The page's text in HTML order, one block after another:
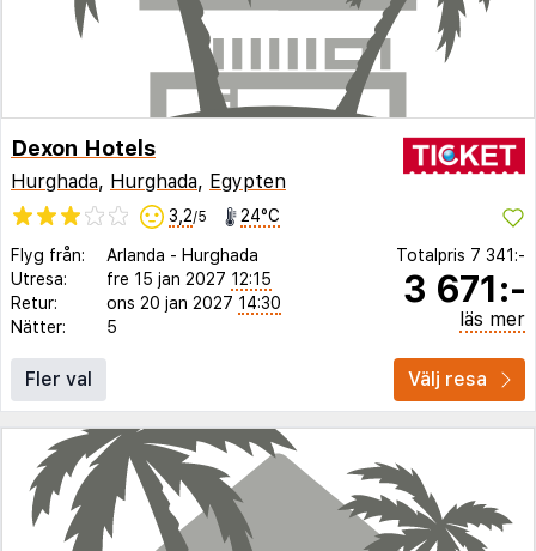
Dexon Hotels
Hurghada, Hurghada, Egypten
3,2/5 24°C
Flyg från: Arlanda - Hurghada
Utresa:
fre 15 jan 2027 12:15
Retur:
ons 20 jan 2027 14:30
Nätter:
5
Totalpris 7 341:-
3 671:-
läs mer
Fler val Välj resa